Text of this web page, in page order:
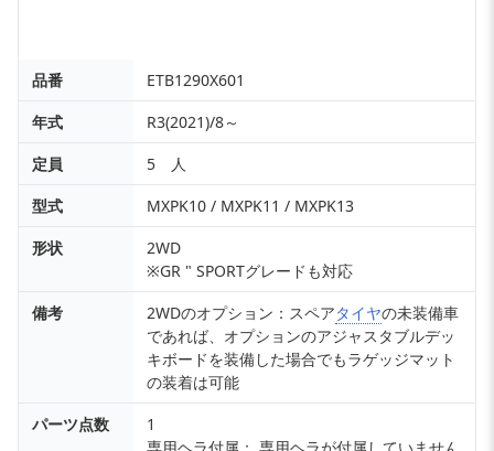
品番
ETB1290X601
年式
R3(2021)/8～
定員
5 人
型式
MXPK10 / MXPK11 / MXPK13
形状
2WD
※GR " SPORTグレードも対応
備考
2WDのオプション：スペアタイヤの未装備車
であれば、オプションのアジャスタブルデッ
キボードを装備した場合でもラゲッジマット
の装着は可能
パーツ点数
1